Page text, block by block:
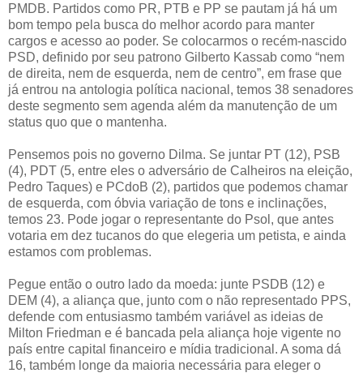
PMDB. Partidos como PR, PTB e PP se pautam já há um
bom tempo pela busca do melhor acordo para manter
cargos e acesso ao poder. Se colocarmos o recém-nascido
PSD, definido por seu patrono Gilberto Kassab como “nem
de direita, nem de esquerda, nem de centro”, em frase que
já entrou na antologia política nacional, temos 38 senadores
deste segmento sem agenda além da manutenção de um
status quo que o mantenha.
Pensemos pois no governo Dilma. Se juntar PT (12), PSB
(4), PDT (5, entre eles o adversário de Calheiros na eleição,
Pedro Taques) e PCdoB (2), partidos que podemos chamar
de esquerda, com óbvia variação de tons e inclinações,
temos 23. Pode jogar o representante do Psol, que antes
votaria em dez tucanos do que elegeria um petista, e ainda
estamos com problemas.
Pegue então o outro lado da moeda: junte PSDB (12) e
DEM (4), a aliança que, junto com o não representado PPS,
defende com entusiasmo também variável as ideias de
Milton Friedman e é bancada pela aliança hoje vigente no
país entre capital financeiro e mídia tradicional. A soma dá
16, também longe da maioria necessária para eleger o